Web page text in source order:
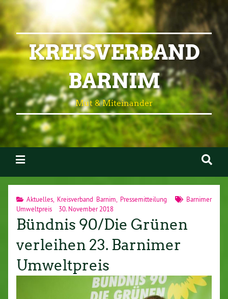
KREISVERBAND
BARNIM
Mut & Miteinander
Aktuelles Kreisverband Barnim Pressemitteilung
Barnimer
Umweltpreis
30. November 2018
Bündnis 90/Die Grünen
verleihen 23. Barnimer
Umweltpreis